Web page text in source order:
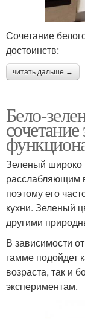
Сочетание
достоинств:
читать дальше →
Бело-
Зеленый широко
расслабляющим
поэтому его
кухни. Зеленый
другими
В зависимости
гамме подойдет
возраста, так и
экспериментам.